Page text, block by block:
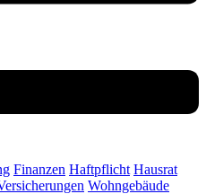
Finanzen Haftpflicht Hausrat
Wohngebäude